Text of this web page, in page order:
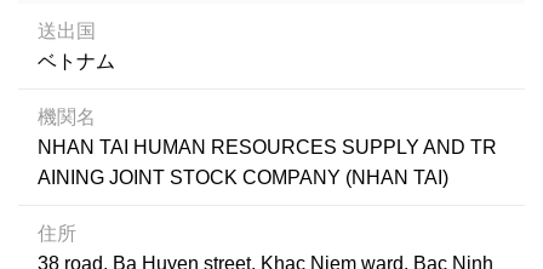
送出国
ベトナム
機関名
NHAN TAI HUMAN RESOURCES SUPPLY AND TR
AINING JOINT STOCK COMPANY (NHAN TAI)
住所
38 road, Ba Huyen street, Khac Niem ward, Bac Ninh